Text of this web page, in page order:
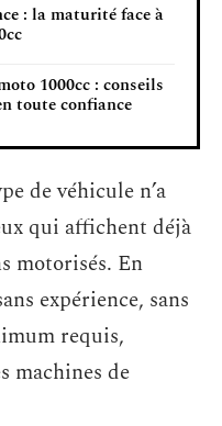
: la maturité face à
1000cc : conseils
toute confiance
de véhicule n’a
qui affichent déjà
motorisés. En
expérience, sans
requis,
machines de